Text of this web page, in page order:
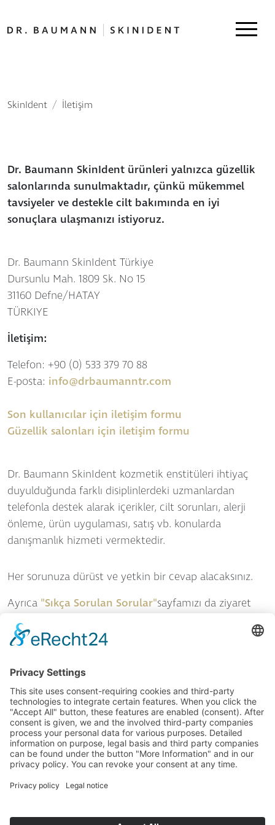
SkinIdent İletişim
Dr. Baumann SkinIdent ürünleri yalnızca güzellik
salonlarında sunulmaktadır, çünkü mükemmel
tavsiyeler ve destekle cilt bakımında en iyi
sonuçlara ulaşmanızı istiyoruz.
Dr. Baumann SkinIdent Türkiye
Dursunlu Mah. 1809 Sk. No 15
31160 Defne/HATAY
TÜRKIYE
İletişim:
Telefon: +90 (0) 533 379 70 88
E-posta: info@drbaumanntr.com
Son kullanıcılar için iletişim formu
Güzellik salonları için iletişim formu
Dr. Baumann SkinIdent kozmetik enstitüleri ihtiyaç
duyulduğunda farklı disiplinlerdeki uzmanlardan
telefonla destek alarak içerikler, cilt sorunları, alerji
önleme, ürün uygulaması, satış vb. konularda
danışmanlık hizmeti vermektedir.
Her sorunuza dürüst ve yetkin bir cevap alacaksınız.
Ayrıca "Sıkça Sorulan Sorular"sayfamızı da ziyaret
edebilirsiniz. Sorunuzun cevabını orada bulabilirsiniz.
Güzellik uzmanı değilseniz: Size kusursuz hizmet
adresinizi ve telefon numaranızı verin. Size en yakın
güzellik salonu en kısa sürede sizinle iletişime
geçecektir.
© 2026 SkinIdent AG
info@drbaumanntr.com
GENEL İŞ KOŞULLARI
YAYINCI BILGILERI
VERI KORUMA